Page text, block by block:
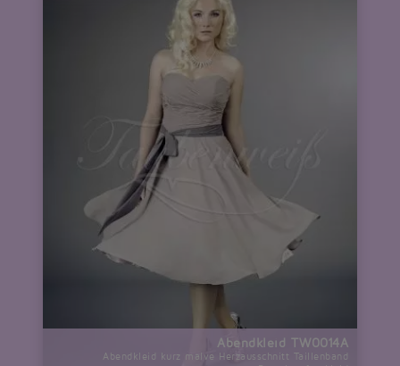
Abendkleid TW0014A
Abendkleid kurz malve Herzausschnitt Taillenband